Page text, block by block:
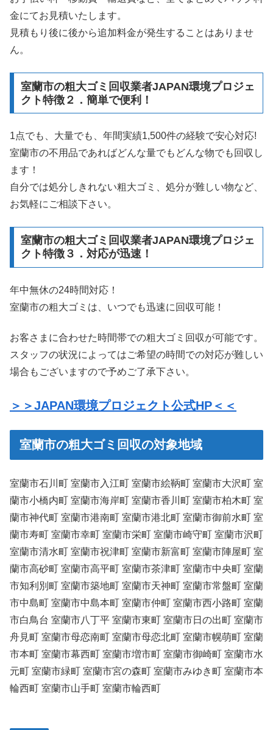
金にてお見積いたします。
見積もり後に後から追加料金が発生することはありませ
ん。
室蘭市の粗大ゴミ回収業者JAPAN環境プロジェ
クト特徴２．簡単で便利！
1点でも、大量でも、年間実績1,500件の経験で安心対応!
室蘭市の不用品であればどんな量でもどんな物でも回収し
ます！
自分では処分しきれない粗大ゴミ、処分が難しい物など、
お気軽にご相談下さい。
室蘭市の粗大ゴミ回収業者JAPAN環境プロジェ
クト特徴３．対応が迅速！
年中無休の24時間対応！
室蘭市の粗大ゴミは、いつでも迅速に回収可能！
お客さまに合わせた時間帯での粗大ゴミ回収が可能です。
スタッフの状況によってはご希望の時間での対応が難しい
場合もございますので予めご了承下さい。
＞＞JAPAN環境プロジェクト公式HP＜＜
室蘭市の粗大ゴミ回収の対象地域
室蘭市石川町 室蘭市入江町 室蘭市絵鞆町 室蘭市大沢町 室
蘭市小橋内町 室蘭市海岸町 室蘭市香川町 室蘭市柏木町 室
蘭市神代町 室蘭市港南町 室蘭市港北町 室蘭市御前水町 室
蘭市寿町 室蘭市幸町 室蘭市栄町 室蘭市崎守町 室蘭市沢町
室蘭市清水町 室蘭市祝津町 室蘭市新富町 室蘭市陣屋町 室
蘭市高砂町 室蘭市高平町 室蘭市茶津町 室蘭市中央町 室蘭
市知利別町 室蘭市築地町 室蘭市天神町 室蘭市常盤町 室蘭
市中島町 室蘭市中島本町 室蘭市仲町 室蘭市西小路町 室蘭
市白鳥台 室蘭市八丁平 室蘭市東町 室蘭市日の出町 室蘭市
舟見町 室蘭市母恋南町 室蘭市母恋北町 室蘭市幌萌町 室蘭
市本町 室蘭市幕西町 室蘭市増市町 室蘭市御崎町 室蘭市水
元町 室蘭市緑町 室蘭市宮の森町 室蘭市みゆき町 室蘭市本
輪西町 室蘭市山手町 室蘭市輪西町